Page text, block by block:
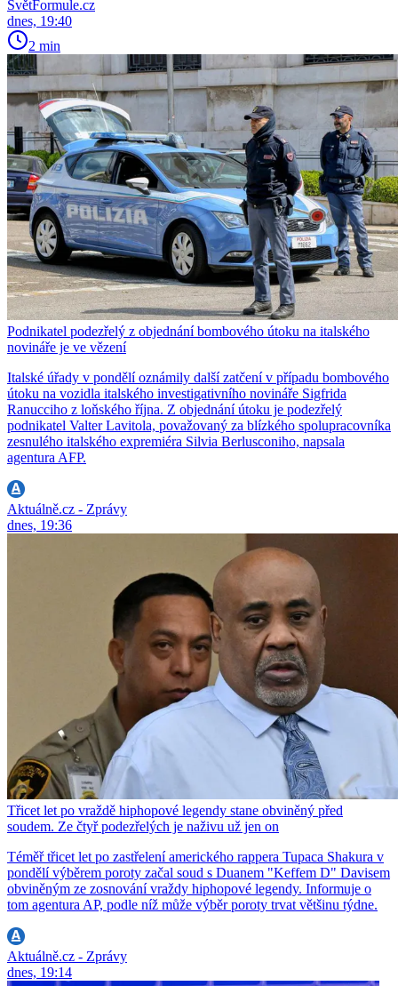
SvětFormule.cz
dnes, 19:40
2 min
Podnikatel podezřelý z objednání bombového útoku na italského
novináře je ve vězení
Italské úřady v pondělí oznámily další zatčení v případu bombového
útoku na vozidla italského investigativního novináře Sigfrida
Ranucciho z loňského října. Z objednání útoku je podezřelý
podnikatel Valter Lavitola, považovaný za blízkého spolupracovníka
zesnulého italského expremiéra Silvia Berlusconiho, napsala
agentura AFP.
Aktuálně.cz - Zprávy
dnes, 19:36
Třicet let po vraždě hiphopové legendy stane obviněný před
soudem. Ze čtyř podezřelých je naživu už jen on
Téměř třicet let po zastřelení amerického rappera Tupaca Shakura v
pondělí výběrem poroty začal soud s Duanem "Keffem D" Davisem
obviněným ze zosnování vraždy hiphopové legendy. Informuje o
tom agentura AP, podle níž může výběr poroty trvat většinu týdne.
Aktuálně.cz - Zprávy
dnes, 19:14